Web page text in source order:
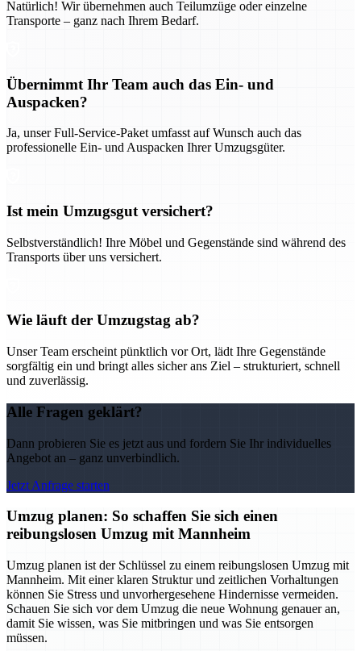
Natürlich! Wir übernehmen auch Teilumzüge oder einzelne
Transporte – ganz nach Ihrem Bedarf.
Übernimmt Ihr Team auch das Ein- und
Auspacken?
Ja, unser Full-Service-Paket umfasst auf Wunsch auch das
professionelle Ein- und Auspacken Ihrer Umzugsgüter.
Ist mein Umzugsgut versichert?
Selbstverständlich! Ihre Möbel und Gegenstände sind während des
Transports über uns versichert.
Wie läuft der Umzugstag ab?
Unser Team erscheint pünktlich vor Ort, lädt Ihre Gegenstände
sorgfältig ein und bringt alles sicher ans Ziel – strukturiert, schnell
und zuverlässig.
Alle Fragen geklärt?
Dann probieren Sie es jetzt aus und fordern Sie Ihr individuelles
Angebot an – ganz unverbindlich.
Jetzt Anfrage starten
Umzug planen: So schaffen Sie sich einen
reibungslosen Umzug mit Mannheim
Umzug planen ist der Schlüssel zu einem reibungslosen Umzug mit
Mannheim. Mit einer klaren Struktur und zeitlichen Vorhaltungen
können Sie Stress und unvorhergesehene Hindernisse vermeiden.
Schauen Sie sich vor dem Umzug die neue Wohnung genauer an,
damit Sie wissen, was Sie mitbringen und was Sie entsorgen
müssen.